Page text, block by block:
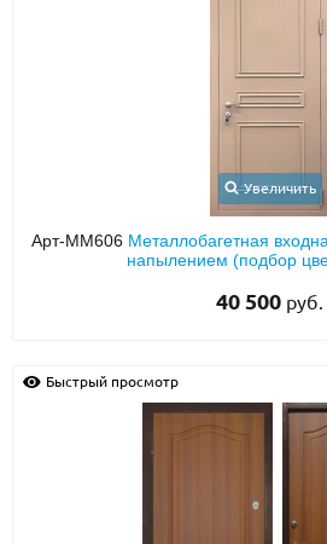
Увеличить
Арт-ММ606 Металлобагетная
напылением (подбор
40 500 руб.
Быстрый просмотр